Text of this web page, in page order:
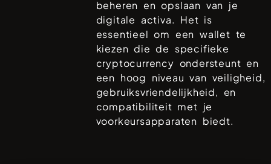
beheren en opslaan van je
digitale activa. Het is
essentieel om een wallet te
kiezen die de specifieke
cryptocurrency ondersteunt en
een hoog niveau van veiligheid,
gebruiksvriendelijkheid, en
compatibiliteit met je
voorkeursapparaten biedt.